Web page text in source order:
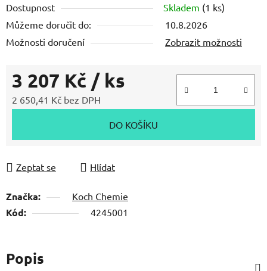
Dostupnost Skladem (1 ks)
Můžeme doručit do:
10.8.2026
Možnosti doručení
Zobrazit možnosti
3 207 Kč / ks
2 650,41 Kč bez DPH
DO KOŠÍKU
Zeptat se Hlídat
Značka: Koch Chemie
Kód: 4245001
Popis